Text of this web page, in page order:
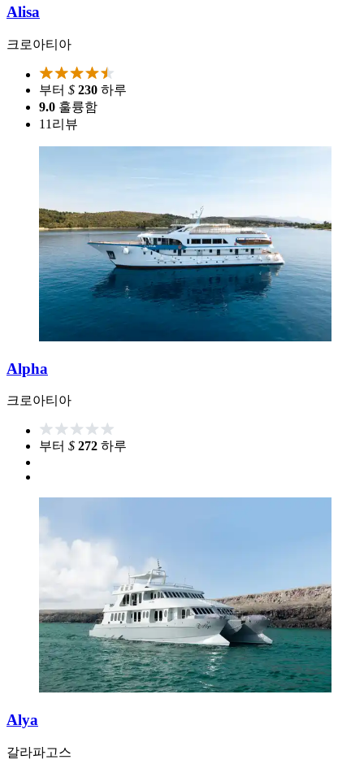
Alisa
크로아티아
부터 $ 230 하루
9.0 훌륭함
11 리뷰
Alpha
크로아티아
부터 $ 272 하루
Alya
갈라파고스